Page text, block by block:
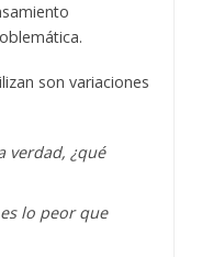
son variaciones
verdad, ¿qué
lo peor que